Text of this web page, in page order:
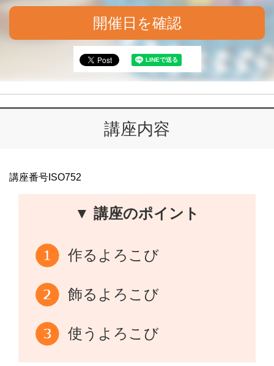
開催日を確認
講座内容
講座番号ISO752
▼ 講座のポイント
作るよろこび
飾るよろこび
使うよろこび